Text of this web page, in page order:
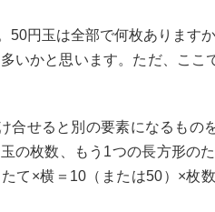
50円玉は全部で何枚ありますか
いかと思います。ただ、こ
せると別の要素になるもの
の枚数、もう1つの長方形の
て×横＝10（または50）×枚